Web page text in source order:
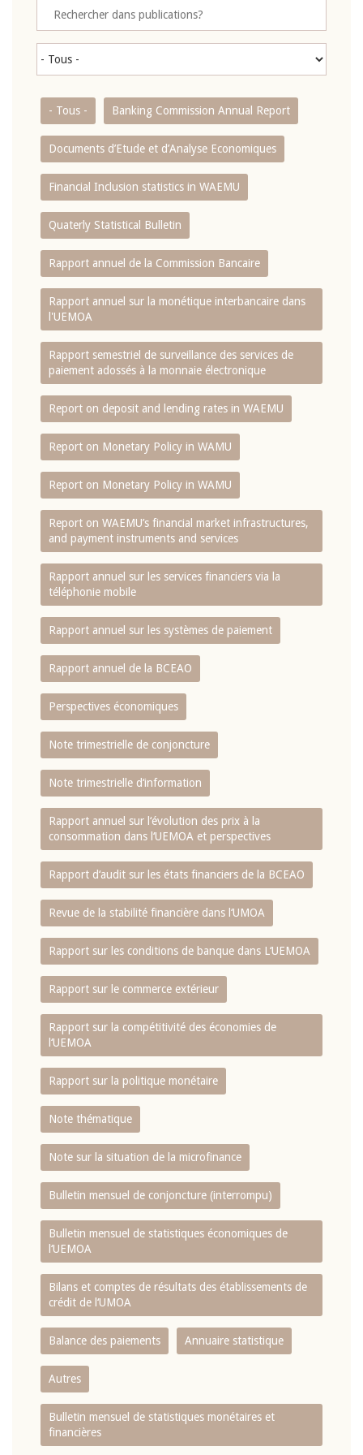
- Tous - Banking Commission Annual Report
Documents d’Etude et d’Analyse Economiques
Financial Inclusion statistics in WAEMU
Quaterly Statistical Bulletin
Rapport annuel de la Commission Bancaire
Rapport annuel sur la monétique interbancaire dans
l'UEMOA
Rapport semestriel de surveillance des services de
paiement adossés à la monnaie électronique
Report on deposit and lending rates in WAEMU
Report on Monetary Policy in WAMU
Report on Monetary Policy in WAMU
Report on WAEMU’s financial market infrastructures,
and payment instruments and services
Rapport annuel sur les services financiers via la
téléphonie mobile
Rapport annuel sur les systèmes de paiement
Rapport annuel de la BCEAO
Perspectives économiques
Note trimestrielle de conjoncture
Note trimestrielle d‘information
Rapport annuel sur l‘évolution des prix à la
consommation dans l‘UEMOA et perspectives
Rapport d‘audit sur les états financiers de la BCEAO
Revue de la stabilité financière dans l‘UMOA
Rapport sur les conditions de banque dans L‘UEMOA
Rapport sur le commerce extérieur
Rapport sur la compétitivité des économies de
l‘UEMOA
Rapport sur la politique monétaire
Note thématique
Note sur la situation de la microfinance
Bulletin mensuel de conjoncture (interrompu)
Bulletin mensuel de statistiques économiques de
l‘UEMOA
Bilans et comptes de résultats des établissements de
crédit de l‘UMOA
Balance des paiements Annuaire statistique
Autres
Bulletin mensuel de statistiques monétaires et
financières